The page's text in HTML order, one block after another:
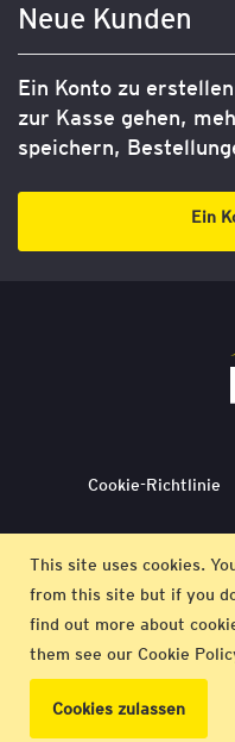
This site uses cookies.
from this site but if you
find out more about
them see our Cookie
Cookies zulassen
Neue Kunden
Ein Konto zu
zur Kasse gehen,
speichern,
Ein
Cookie-Richtlinie
© EY 2026 |